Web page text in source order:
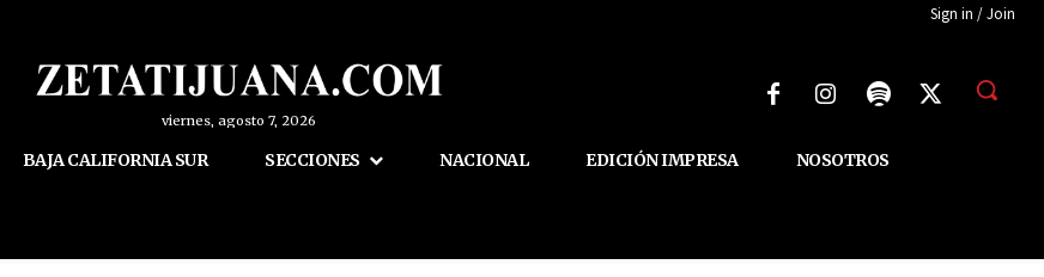
Sign in / Join
viernes, agosto 7, 2026
BAJA CALIFORNIA SUR SECCIONES NACIONAL EDICIÓN IMPRESA NOSOTROS